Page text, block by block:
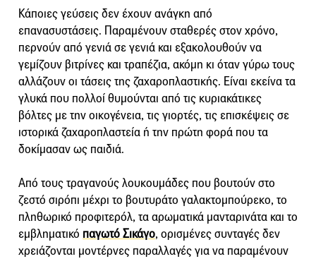
Κάποιες γεύσεις δεν έχουν ανάγκη από
επανασυστάσεις. Παραμένουν σταθερές στον χρόνο,
περνούν από γενιά σε γενιά και εξακολουθούν να
γεμίζουν βιτρίνες και τραπέζια, ακόμη κι όταν γύρω τους
αλλάζουν οι τάσεις της ζαχαροπλαστικής. Είναι εκείνα τα
γλυκά που πολλοί θυμούνται από τις κυριακάτικες
βόλτες με την οικογένεια, τις γιορτές, τις επισκέψεις σε
ιστορικά ζαχαροπλαστεία ή την πρώτη φορά που τα
δοκίμασαν ως παιδιά.
Από τους τραγανούς λουκουμάδες που βουτούν στο
ζεστό σιρόπι μέχρι το βουτυράτο γαλακτομπούρεκο, το
πληθωρικό προφιτερόλ, τα αρωματικά μανταρινάτα και το
εμβληματικό παγωτό Σικάγο, ορισμένες συνταγές δεν
χρειάζονται μοντέρνες παραλλαγές για να παραμένουν